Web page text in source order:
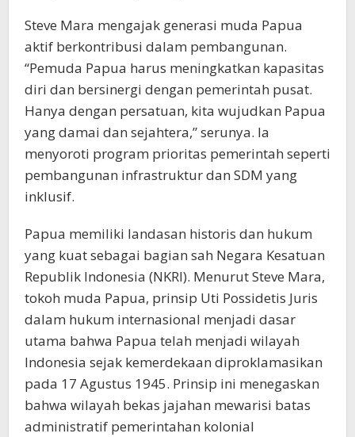
Steve Mara mengajak generasi muda Papua
aktif berkontribusi dalam pembangunan.
“Pemuda Papua harus meningkatkan kapasitas
diri dan bersinergi dengan pemerintah pusat.
Hanya dengan persatuan, kita wujudkan Papua
yang damai dan sejahtera,” serunya. Ia
menyoroti program prioritas pemerintah seperti
pembangunan infrastruktur dan SDM yang
inklusif.
Papua memiliki landasan historis dan hukum
yang kuat sebagai bagian sah Negara Kesatuan
Republik Indonesia (NKRI). Menurut Steve Mara,
tokoh muda Papua, prinsip Uti Possidetis Juris
dalam hukum internasional menjadi dasar
utama bahwa Papua telah menjadi wilayah
Indonesia sejak kemerdekaan diproklamasikan
pada 17 Agustus 1945. Prinsip ini menegaskan
bahwa wilayah bekas jajahan mewarisi batas
administratif pemerintahan kolonial